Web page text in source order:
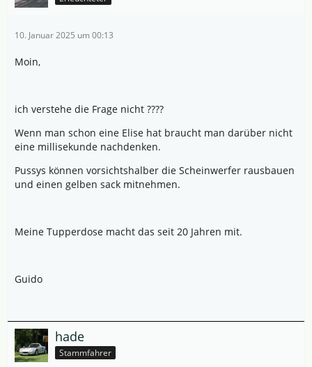
10. Januar 2025 um 00:13
Moin,
ich verstehe die Frage nicht ????
Wenn man schon eine Elise hat braucht man darüber nicht
eine millisekunde nachdenken.
Pussys können vorsichtshalber die Scheinwerfer rausbauen
und einen gelben sack mitnehmen.
Meine Tupperdose macht das seit 20 Jahren mit.
Guido
hade
Stammfahrer